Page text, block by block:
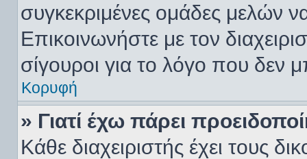
συγκεκριμένες ομάδες μελών
Επικοινωνήστε με τον
σίγουροι για το λόγο που δεν
Κορυφή
» Γιατί έχω πάρει
Κάθε διαχειριστής έχει τους